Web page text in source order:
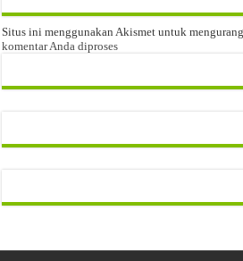
Situs ini menggunakan Akismet untuk
komentar Anda diproses